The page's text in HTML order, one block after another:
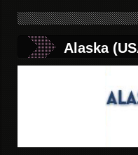
Alaska